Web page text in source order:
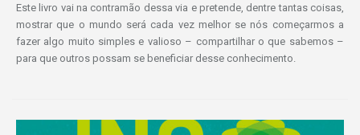
Este livro vai na contramão dessa via e pretende, dentre tantas coisas,
mostrar que o mundo será cada vez melhor se nós começarmos a
fazer algo muito simples e valioso – compartilhar o que sabemos –
para que outros possam se beneficiar desse conhecimento.